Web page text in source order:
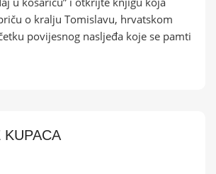
o kralju Tomislavu, hrvatskom
povijesnog nasljeđa koje se pamti
KUPACA